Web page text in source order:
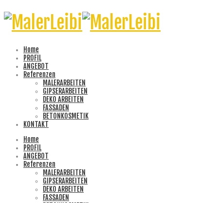
Home
PROFIL
ANGEBOT
Referenzen
MALERARBEITEN
GIPSERARBEITEN
DEKO ARBEITEN
FASSADEN
BETONKOSMETIK
KONTAKT
Home
PROFIL
ANGEBOT
Referenzen
MALERARBEITEN
GIPSERARBEITEN
DEKO ARBEITEN
FASSADEN